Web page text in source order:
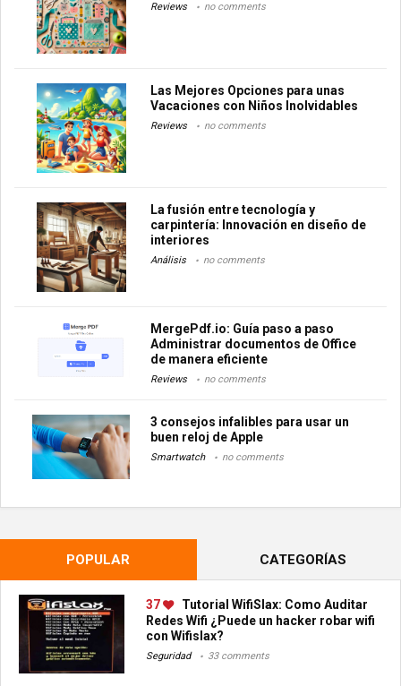
Reviews no comments
Las Mejores Opciones para unas
Vacaciones con Niños Inolvidables
Reviews no comments
La fusión entre tecnología y
carpintería: Innovación en diseño de
interiores
Análisis no comments
MergePdf.io: Guía paso a paso
Administrar documentos de Office
de manera eficiente
Reviews no comments
3 consejos infalibles para usar un
buen reloj de Apple
Smartwatch no comments
POPULAR CATEGORÍAS
37
Tutorial WifiSlax: Como Auditar
Redes Wifi ¿Puede un hacker robar wifi
con Wifislax?
Seguridad 33 comments